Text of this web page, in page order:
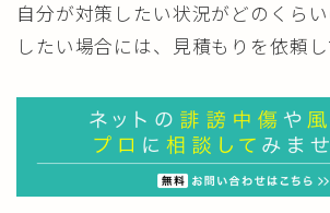
自分が対策したい状況がどのくら
したい場合には、見積もりを依頼し